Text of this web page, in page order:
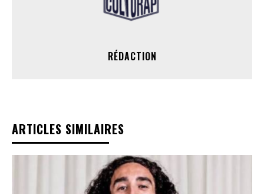
RÉDACTION
ARTICLES SIMILAIRES